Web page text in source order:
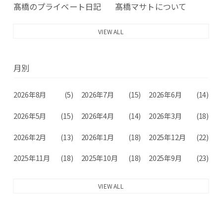
髙橋のプライベート日記 髙橋マサトについて
VIEW ALL
月別
2026年8月 (5) 2026年7月 (15) 2026年6月 (14)
2026年5月 (15) 2026年4月 (14) 2026年3月 (18)
2026年2月 (13) 2026年1月 (18) 2025年12月 (22)
2025年11月 (18) 2025年10月 (18) 2025年9月 (23)
VIEW ALL